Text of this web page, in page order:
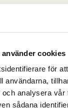
cookies
för
användarna,
analysera vår
sådana